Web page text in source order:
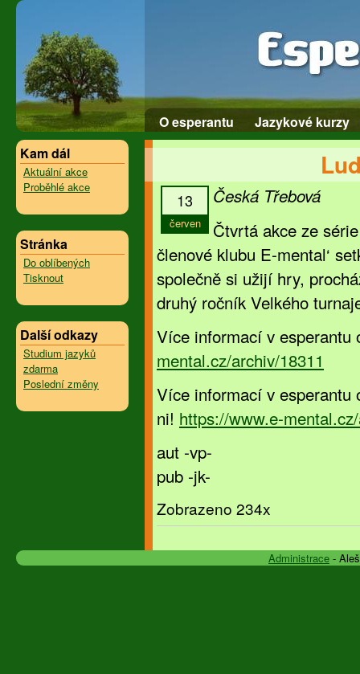
O esperantu
Jazykové kurzy
Kam dál
Aktuální akce
Proběhlé akce
Stránka
Do oblíbených
Tisknout
Další odkazy
Studium jazyků
zdarma
Poslední změny
13
červen
Česká Třebová
Čtvrtá akce ze
členové klubu E-mental‘
společně si užijí hry,
druhý ročník Velkého
Více informací v
mental.cz/archiv/18311
Více informací v esperantu
ni! https://www.e-
aut -vp-
pub -jk-
Zobrazeno 234x
Administrace -